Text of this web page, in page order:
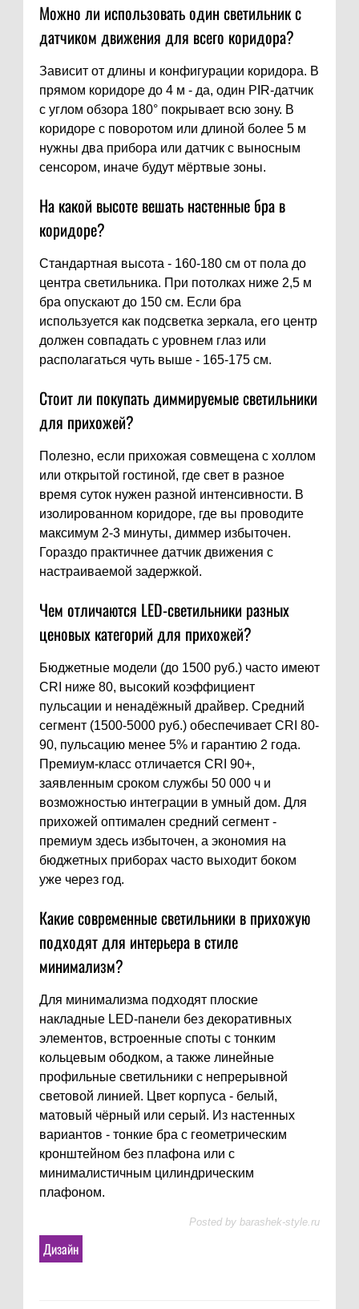
Можно ли использовать один светильник с
датчиком движения для всего коридора?
Зависит от длины и конфигурации коридора. В
прямом коридоре до 4 м - да, один PIR-датчик
с углом обзора 180° покрывает всю зону. В
коридоре с поворотом или длиной более 5 м
нужны два прибора или датчик с выносным
сенсором, иначе будут мёртвые зоны.
На какой высоте вешать настенные бра в
коридоре?
Стандартная высота - 160-180 см от пола до
центра светильника. При потолках ниже 2,5 м
бра опускают до 150 см. Если бра
используется как подсветка зеркала, его центр
должен совпадать с уровнем глаз или
располагаться чуть выше - 165-175 см.
Стоит ли покупать диммируемые светильники
для прихожей?
Полезно, если прихожая совмещена с холлом
или открытой гостиной, где свет в разное
время суток нужен разной интенсивности. В
изолированном коридоре, где вы проводите
максимум 2-3 минуты, диммер избыточен.
Гораздо практичнее датчик движения с
настраиваемой задержкой.
Чем отличаются LED-светильники разных
ценовых категорий для прихожей?
Бюджетные модели (до 1500 руб.) часто имеют
CRI ниже 80, высокий коэффициент
пульсации и ненадёжный драйвер. Средний
сегмент (1500-5000 руб.) обеспечивает CRI 80-
90, пульсацию менее 5% и гарантию 2 года.
Премиум-класс отличается CRI 90+,
заявленным сроком службы 50 000 ч и
возможностью интеграции в умный дом. Для
прихожей оптимален средний сегмент -
премиум здесь избыточен, а экономия на
бюджетных приборах часто выходит боком
уже через год.
Какие современные светильники в прихожую
подходят для интерьера в стиле
минимализм?
Для минимализма подходят плоские
накладные LED-панели без декоративных
элементов, встроенные споты с тонким
кольцевым ободком, а также линейные
профильные светильники с непрерывной
световой линией. Цвет корпуса - белый,
матовый чёрный или серый. Из настенных
вариантов - тонкие бра с геометрическим
кронштейном без плафона или с
минималистичным цилиндрическим
плафоном.
Posted by barashek-style.ru
Дизайн